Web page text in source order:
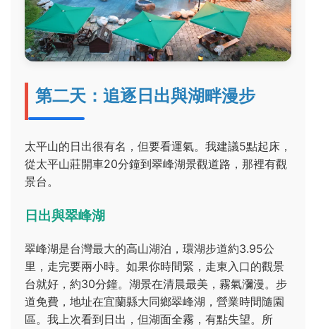
第二天：追逐日出與湖畔漫步
太平山的日出很有名，但要看運氣。我建議5點起床，
從太平山莊開車20分鐘到翠峰湖景觀道路，那裡有觀
景台。
日出與翠峰湖
翠峰湖是台灣最大的高山湖泊，環湖步道約3.95公
里，走完要兩小時。如果你時間緊，走東入口的觀景
台就好，約30分鐘。湖景在清晨最美，霧氣瀰漫。步
道免費，地址在宜蘭縣大同鄉翠峰湖，營業時間隨園
區。我上次看到日出，但湖面全霧，有點失望。所